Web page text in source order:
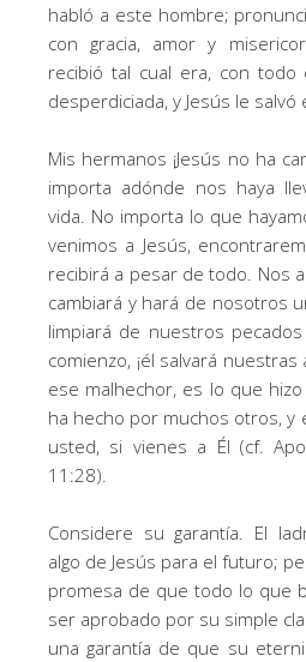
habló a este hombre;
con gracia, amor y
recibió tal cual era, con todo
desperdiciada, y Jesús le salvó
Mis hermanos ¡Jesús no ha
importa adónde nos haya
vida. No importa lo que
venimos a Jesús,
recibirá a pesar de todo. Nos
cambiará y hará de nosotros
limpiará de nuestros
comienzo, ¡él salvará
ese malhechor, es lo que
ha hecho por muchos otros, y
usted, si vienes a Él (cf.
11:28).
Considere su garantía. El
algo de Jesús para el futuro;
promesa de que todo lo que
ser aprobado por su simple
una garantía de que su